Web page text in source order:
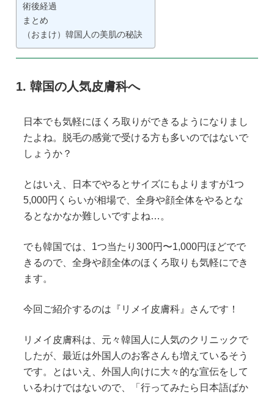
術後経過
まとめ
（おまけ）韓国人の美肌の秘訣
韓国の人気皮膚科へ
日本でも気軽にほくろ取りができるようになりまし
たよね。脱毛の感覚で受ける方も多いのではないで
しょうか？
とはいえ、日本でやるとサイズにもよりますが1つ
5,000円くらいが相場で、全身や顔全体をやるとな
るとなかなか難しいですよね…。
でも韓国では、1つ当たり300円〜1,000円ほどでで
きるので、全身や顔全体のほくろ取りも気軽にでき
ます。
今回ご紹介するのは『リメイ皮膚科』さんです！
リメイ皮膚科は、元々韓国人に人気のクリニックで
したが、最近は外国人のお客さんも増えているそう
です。とはいえ、外国人向けに大々的な宣伝をして
いるわけではないので、「行ってみたら日本語ばか